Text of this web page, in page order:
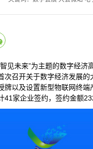
见未来”为主题的数字经
次召开关于数字经济发展
牌以及设置新型物联网终
41家企业签约，签约金额